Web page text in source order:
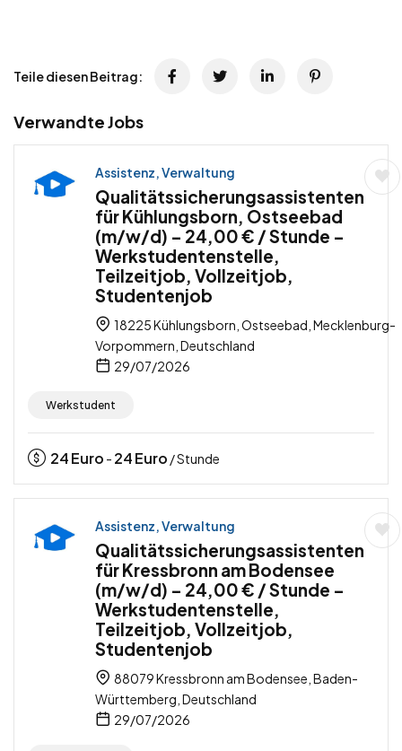
Teile diesen Beitrag:
Verwandte Jobs
Assistenz, Verwaltung
Qualitätssicherungsassistenten
für Kühlungsborn, Ostseebad
(m/w/d) – 24,00 € / Stunde –
Werkstudentenstelle,
Teilzeitjob, Vollzeitjob,
Studentenjob
18225 Kühlungsborn, Ostseebad, Mecklenburg-
Vorpommern, Deutschland
29/07/2026
Werkstudent
24Euro - 24Euro / Stunde
Assistenz, Verwaltung
Qualitätssicherungsassistenten
für Kressbronn am Bodensee
(m/w/d) – 24,00 € / Stunde –
Werkstudentenstelle,
Teilzeitjob, Vollzeitjob,
Studentenjob
88079 Kressbronn am Bodensee, Baden-
Württemberg, Deutschland
29/07/2026